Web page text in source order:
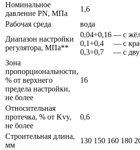
Номинальное
давление PN, МПа
1,6
Рабочая среда
вода
Диапазон настройки
регулятора, МПа**
0,04÷0,16 — с
0,1÷0,4 — с
0,3÷0,7 — с
Зона
пропорциональности,
% от верхнего
предела настройки,
не более
16
Относительная
протечка, % от Kvy,
не более
0,6
Строительная длина,
мм
130 150 160 180